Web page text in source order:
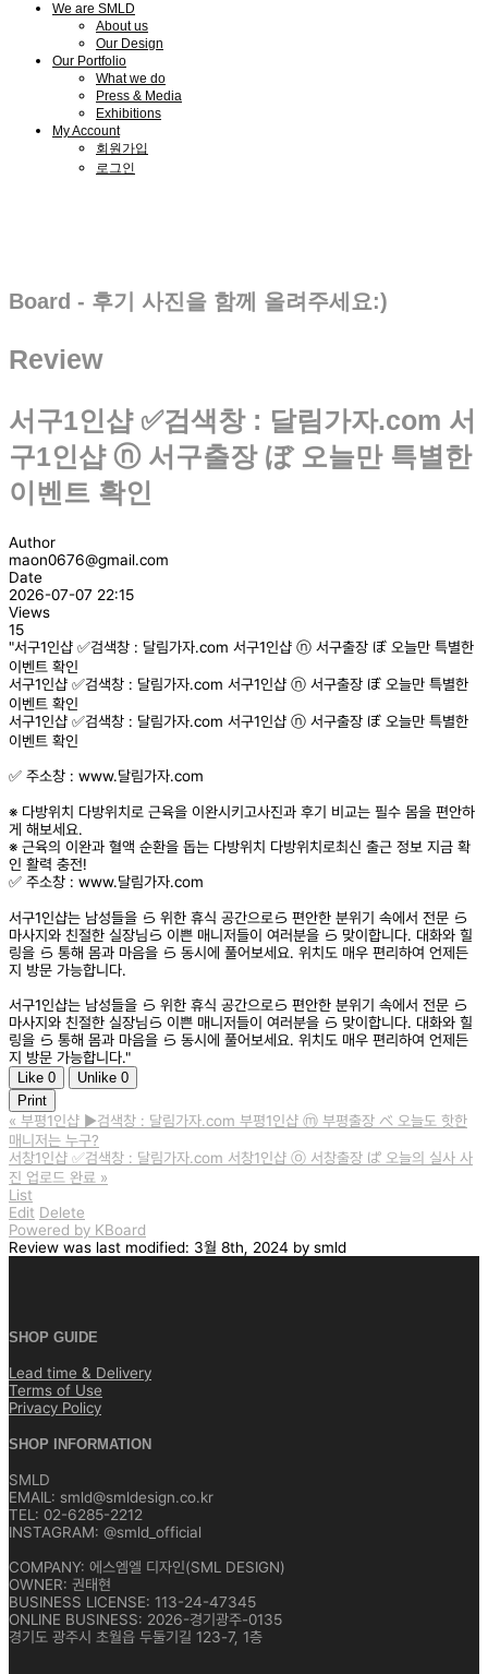
We are SMLD
About us
Our Design
Our Portfolio
What we do
Press & Media
Exhibitions
My Account
회원가입
로그인
Board - 후기 사진을 함께 올려주세요:)
Review
서구1인샵 ✅검색창 : 달림가자.com 서
구1인샵 ⓝ 서구출장 ぼ 오늘만 특별한
이벤트 확인
Author
maon0676@gmail.com
Date
2026-07-07 22:15
Views
15
"서구1인샵 ✅검색창 : 달림가자.com 서구1인샵 ⓝ 서구출장 ぼ 오늘만 특별한
이벤트 확인
서구1인샵 ✅검색창 : 달림가자.com 서구1인샵 ⓝ 서구출장 ぼ 오늘만 특별한
이벤트 확인
서구1인샵 ✅검색창 : 달림가자.com 서구1인샵 ⓝ 서구출장 ぼ 오늘만 특별한
이벤트 확인
✅ 주소창 : www.달림가자.com
※ 다방위치 다방위치로 근육을 이완시키고사진과 후기 비교는 필수 몸을 편안하
게 해보세요.
※ 근육의 이완과 혈액 순환을 돕는 다방위치 다방위치로최신 출근 정보 지금 확
인 활력 충전!
✅ 주소창 : www.달림가자.com
서구1인샵는 남성들을 ら 위한 휴식 공간으로ら 편안한 분위기 속에서 전문 ら
마사지와 친절한 실장님ら 이쁜 매니저들이 여러분을 ら 맞이합니다. 대화와 힐
링을 ら 통해 몸과 마음을 ら 동시에 풀어보세요. 위치도 매우 편리하여 언제든
지 방문 가능합니다.
서구1인샵는 남성들을 ら 위한 휴식 공간으로ら 편안한 분위기 속에서 전문 ら
마사지와 친절한 실장님ら 이쁜 매니저들이 여러분을 ら 맞이합니다. 대화와 힐
링을 ら 통해 몸과 마음을 ら 동시에 풀어보세요. 위치도 매우 편리하여 언제든
지 방문 가능합니다."
Like 0 Unlike 0
Print
« 부평1인샵 ▶️검색창 : 달림가자.com 부평1인샵 ⓜ 부평출장 べ 오늘도 핫한
매니저는 누구?
서창1인샵 ✅검색창 : 달림가자.com 서창1인샵 ⓞ 서창출장 ぱ 오늘의 실사 사
진 업로드 완료 »
List
Edit Delete
Powered by KBoard
Review was last modified: 3월 8th, 2024 by smld
SHOP GUIDE
Lead time & Delivery
Terms of Use
Privacy Policy
SHOP INFORMATION
SMLD
EMAIL: smld@smldesign.co.kr
TEL: 02-6285-2212
INSTAGRAM: @smld_official
COMPANY: 에스엠엘 디자인(SML DESIGN)
OWNER: 권태현
BUSINESS LICENSE: 113-24-47345
ONLINE BUSINESS: 2026-경기광주-0135
경기도 광주시 초월읍 두둘기길 123-7, 1층